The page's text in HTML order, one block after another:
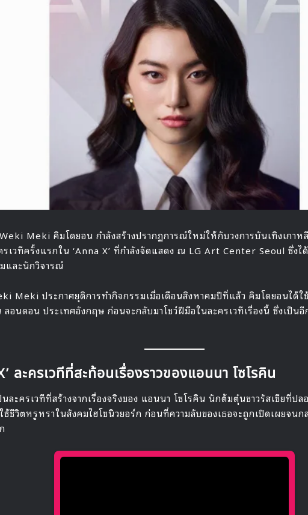
Meki คิมโดยอน กำลังสร้างปรากฏการณ์ใหม่ให้กับวงการบันเทิงเกาห
เวทีครั้งแรกใน ‘Anna X’ ที่กำลังจัดแสดง ณ LG Art Center Seoul ซึ่งไ
และนักวิจารณ์
Meki ประกาศยุติการทำกิจกรรมเมื่อเดือนสิงหาคมปีที่แล้ว คิมโดยอนได้ใ
ลอนดอน ประเทศอังกฤษ ก่อนจะกลับมาโชว์ฝีมือในละครเวทีเรื่องนี้ ซึ่งเป็น
ละครเวทีที่สะท้อนเรื่องราวของแอนนา โซโรคิน
นละครเวทีที่สร้างจากเรื่องจริงของ แอนนา โซโรคิน นักต้มตุ๋นชาวรัสเซียที่ป
ช้ชีวิตหรูหราในสังคมไฮโซนิวยอร์ก ก่อนที่ความลับของเธอจะถูกเปิดเผยจน